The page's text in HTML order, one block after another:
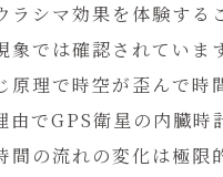
ラシマ効果を体験す
では確認されていま
原理で時空が歪んで
由でGPS衛星の内臓
間の流れの変化は極